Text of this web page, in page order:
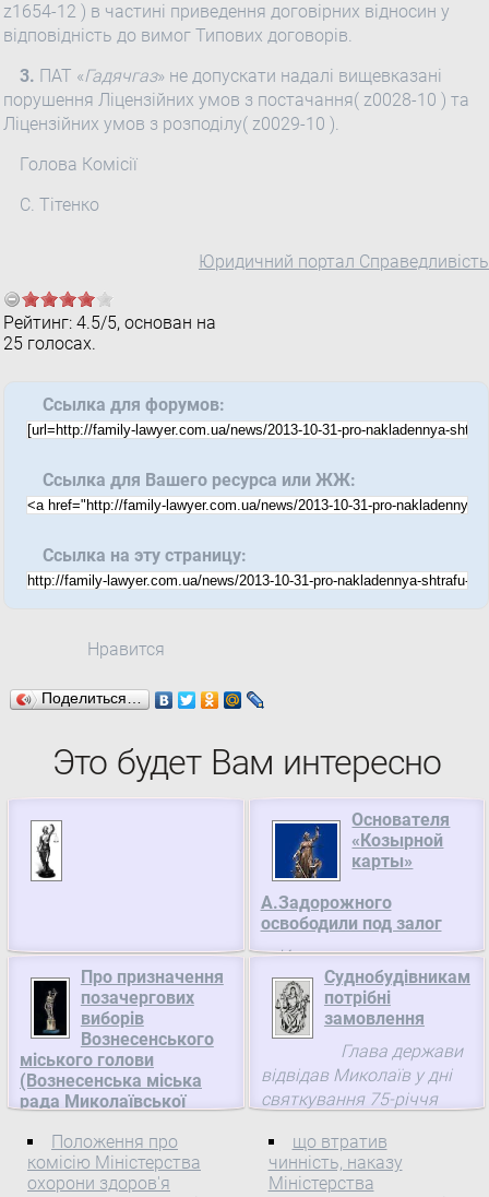
z1654-12 ) в частині приведення договірних відносин у
відповідність до вимог Типових договорів.
3. ПАТ «Гадячгаз» не допускати надалі вищевказані
порушення Ліцензійних умов з постачання( z0028-10 ) та
Ліцензійних умов з розподілу( z0029-10 ).
Голова Комісії
С. Тітенко
Юридичний портал Справедливість
Рейтинг: 4.5/5, основан на
25 голосах.
Ссылка для форумов:
Ссылка для Вашего ресурса или ЖЖ:
Ссылка на эту страницу:
Нравится
Поделиться…
Это будет Вам интересно
Про призначення
позачергових
виборів
Вознесенського
міського голови
(Вознесенська міська
рада Миколаївської
України
ПОСТАНОВА Верховної
Положення про
комісію Міністерства
охорони здоров'я
Основателя
«Козырной
карты»
А.Задорожного
освободили под залог
Известного
ресторатора и экс-главу
наблюдательного совета
ООО «Козырная карта»
Андрея Задорожного
отпустили под залог. Об
этом «Вестям» рассказал
службы Министерства
внутренних ...
Суднобудівникам
потрібні
замовлення
Глава держави
відвідав Миколаїв у дні
святкування 75-річчя
міста. Тож його зустрічі
були сприйняті
що втратив
чинність, наказу
Міністерства